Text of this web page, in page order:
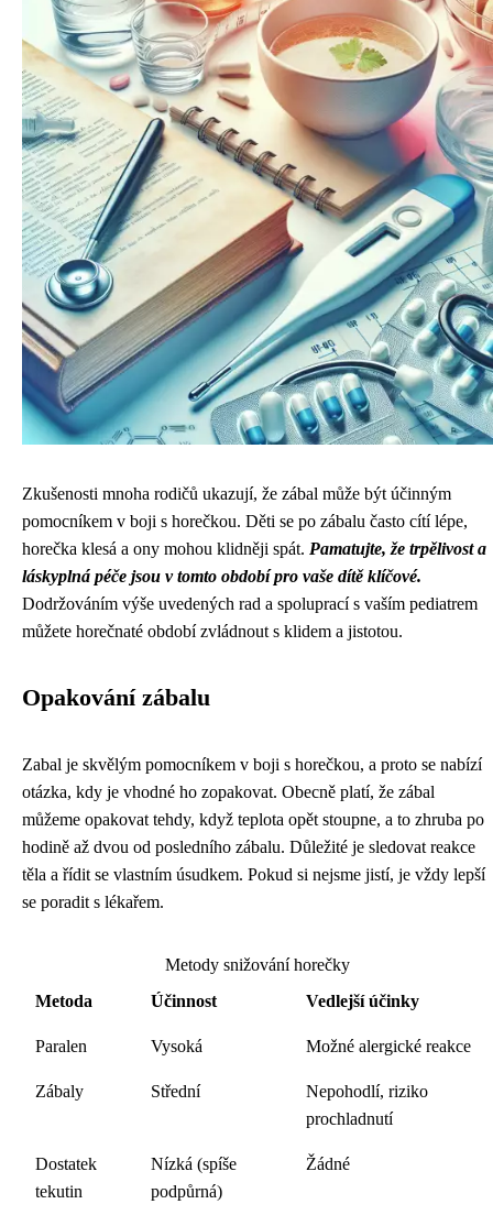
Zkušenosti mnoha rodičů ukazují, že zábal může být účinným
pomocníkem v boji s horečkou. Děti se po zábalu často cítí lépe,
horečka klesá a ony mohou klidněji spát. Pamatujte, že trpělivost a
láskyplná péče jsou v tomto období pro vaše dítě klíčové.
Dodržováním výše uvedených rad a spoluprací s vaším pediatrem
můžete horečnaté období zvládnout s klidem a jistotou.
Opakování zábalu
Zabal je skvělým pomocníkem v boji s horečkou, a proto se nabízí
otázka, kdy je vhodné ho zopakovat. Obecně platí, že zábal
můžeme opakovat tehdy, když teplota opět stoupne, a to zhruba po
hodině až dvou od posledního zábalu. Důležité je sledovat reakce
těla a řídit se vlastním úsudkem. Pokud si nejsme jistí, je vždy lepší
se poradit s lékařem.
Metody snižování horečky
Metoda
Účinnost Vedlejší účinky
Paralen Vysoká Možné alergické reakce
Zábaly Střední
Nepohodlí, riziko
prochladnutí
Dostatek
tekutin
Nízká (spíše
podpůrná)
Žádné